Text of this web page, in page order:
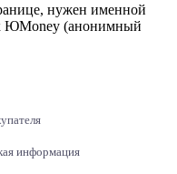
нужен именной
ЮMoney (анонимный
информация